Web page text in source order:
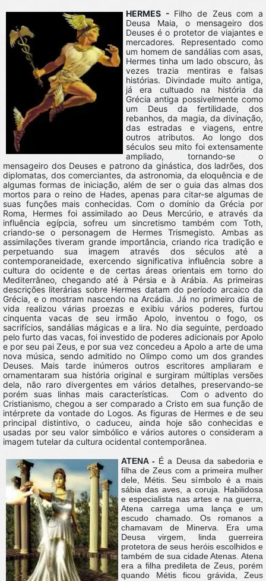
HERMES - Filho de Zeus com a
Deusa Maia, o mensageiro dos
Deuses é o protetor de viajantes e
mercadores. Representado como
um homem de sandálias com asas,
Hermes tinha um lado obscuro, às
vezes trazia mentiras e falsas
histórias. Divindade muito antiga,
já era cultuado na história da
Grécia antiga possivelmente como
um Deus da fertilidade, dos
rebanhos, da magia, da divinação,
das estradas e viagens, entre
outros atributos. Ao longo dos
séculos seu mito foi extensamente
ampliado, tornando-se o
mensageiro dos Deuses e patrono da ginástica, dos ladrões, dos
diplomatas, dos comerciantes, da astronomia, da eloquência e de
algumas formas de iniciação, além de ser o guia das almas dos
mortos para o reino de Hades, apenas para citar-se algumas de
suas funções mais conhecidas. Com o domínio da Grécia por
Roma, Hermes foi assimilado ao Deus Mercúrio, e através da
influência egípcia, sofreu um sincretismo também com Toth,
criando-se o personagem de Hermes Trismegisto. Ambas as
assimilações tiveram grande importância, criando rica tradição e
perpetuando sua imagem através dos séculos até a
contemporaneidade, exercendo significativa influência sobre a
cultura do ocidente e de certas áreas orientais em torno do
Mediterrâneo, chegando até à Pérsia e à Arábia. As primeiras
descrições literárias sobre Hermes datam do período arcaico da
Grécia, e o mostram nascendo na Arcádia. Já no primeiro dia de
vida realizou várias proezas e exibiu vários poderes, furtou
cinquenta vacas de seu irmão Apolo, inventou o fogo, os
sacrifícios, sandálias mágicas e a lira. No dia seguinte, perdoado
pelo furto das vacas, foi investido de poderes adicionais por Apolo
e por seu pai Zeus, e por sua vez concedeu a Apolo a arte de uma
nova música, sendo admitido no Olimpo como um dos grandes
Deuses. Mais tarde inúmeros outros escritores ampliaram e
ornamentaram sua história original e surgiram múltiplas versões
dela, não raro divergentes em vários detalhes, preservando-se
porém suas linhas mais características. Com o advento do
Cristianismo, chegou a ser comparado a Cristo em sua função de
intérprete da vontade do Logos. As figuras de Hermes e de seu
principal distintivo, o caduceu, ainda hoje são conhecidas e
usadas por seu valor simbólico e vários autores o consideram a
imagem tutelar da cultura ocidental contemporânea.
ATENA - É a Deusa da sabedoria e
filha de Zeus com a primeira mulher
dele, Métis. Seu símbolo é a mais
sábia das aves, a coruja. Habilidosa
e especialista nas artes e na guerra,
Atena carrega uma lança e um
escudo chamado. Os romanos a
chamavam de Minerva. Era uma
Deusa virgem, linda guerreira
protetora de seus heróis escolhidos e
também de sua cidade Atenas. Atena
era a filha predileta de Zeus, porém
quando Métis ficou grávida, Zeus